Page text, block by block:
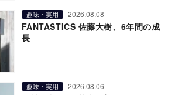
趣味・実用 2026.08.08
FANTASTICS 佐藤大樹、6年間の成
長
趣味・実用 2026.08.06